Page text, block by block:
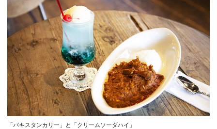
「パキスタンカリー」と「クリームソーダハイ」